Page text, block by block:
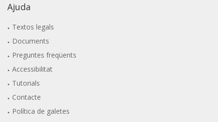
Ajuda
Textos legals
Documents
Preguntes freqüents
Accessibilitat
Tutorials
Contacte
Política de galetes